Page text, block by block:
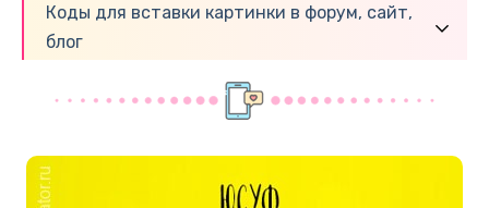
Коды для вставки картинки в форум, сайт,
блог